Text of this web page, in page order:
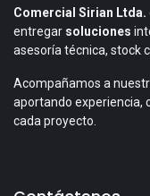
Comercial Sirian Ltda.
entregar soluciones
asesoría técnica, stock
Acompañamos a
aportando experiencia,
cada proyecto.